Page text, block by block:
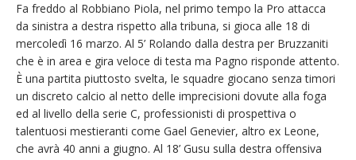
Fa freddo al Robbiano Piola, nel primo tempo la Pro attacca
da sinistra a destra rispetto alla tribuna, si gioca alle 18 di
mercoledì 16 marzo. Al 5’ Rolando dalla destra per Bruzzaniti
che è in area e gira veloce di testa ma Pagno risponde attento.
È una partita piuttosto svelta, le squadre giocano senza timori
un discreto calcio al netto delle imprecisioni dovute alla foga
ed al livello della serie C, professionisti di prospettiva o
talentuosi mestieranti come Gael Genevier, altro ex Leone,
che avrà 40 anni a giugno. Al 18’ Gusu sulla destra offensiva